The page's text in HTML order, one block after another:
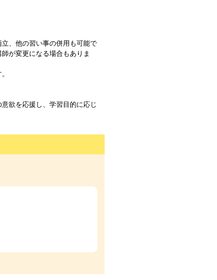
、他の習い事の併用も可能で
が変更になる場合もありま
欲を応援し、学習目的に応じ